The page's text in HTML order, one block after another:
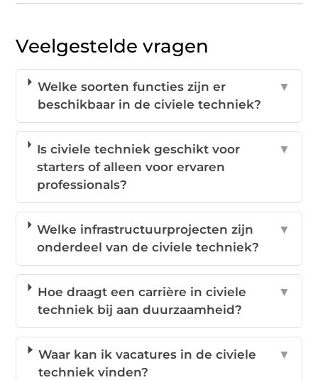
Veelgestelde vragen
Welke soorten functies zijn er
beschikbaar in de civiele techniek?
▼
Is civiele techniek geschikt voor
starters of alleen voor ervaren
professionals?
▼
Welke infrastructuurprojecten zijn
onderdeel van de civiele techniek?
▼
Hoe draagt een carrière in civiele
techniek bij aan duurzaamheid?
▼
Waar kan ik vacatures in de civiele
techniek vinden?
▼